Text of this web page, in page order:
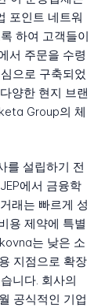
포인트 네트워
하여 고객들이
서 주문을 수령
으로 구축되었
양한 현지 브랜
Group의 체
를 설립하기 전
에서 금융학
래는 빠르게 성
용 제약에 특별
는 낮은 소
지점으로 확장
니다. 회사의
공식적인 기업